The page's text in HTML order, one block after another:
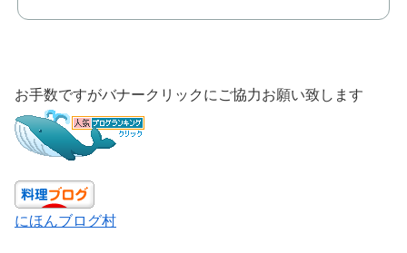
お手数ですがバナークリックにご協力お願い致します
にほんブログ村